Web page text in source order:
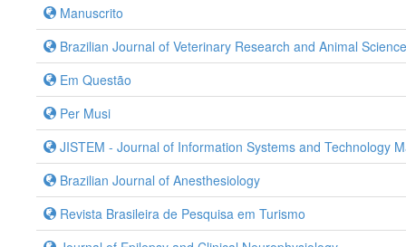
Manuscrito
Brazilian Journal of Veterinary Research and Animal Science
Em Questão
Per Musi
JISTEM - Journal of Information Systems and Technology
Brazilian Journal of Anesthesiology
Revista Brasileira de Pesquisa em Turismo